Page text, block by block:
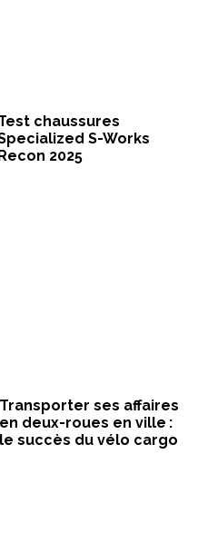
chaussures
S-Works
Recon 2025
Transporter ses affaires
en deux-roues en ville :
le succès du vélo cargo